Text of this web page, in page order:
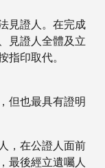
見證人。在完成
見證人全體及立
指印取代。
但也最具有證明
，在公證人面前
最後經立遺囑人